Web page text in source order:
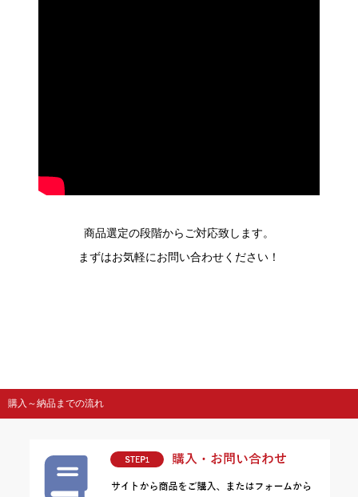
商品選定の段階からご対応致します。
まずはお気軽にお問い合わせください！
購入～納品までの流れ